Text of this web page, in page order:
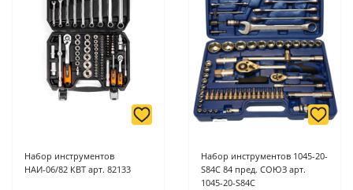
Набор инструментов
НАИ-06/82 КВТ арт. 82133
Набор инструментов 1045-20-
S84C 84 пред. СОЮЗ арт.
1045-20-S84C